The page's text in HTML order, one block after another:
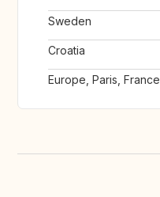
Sweden
Croatia
Europe, Paris, France